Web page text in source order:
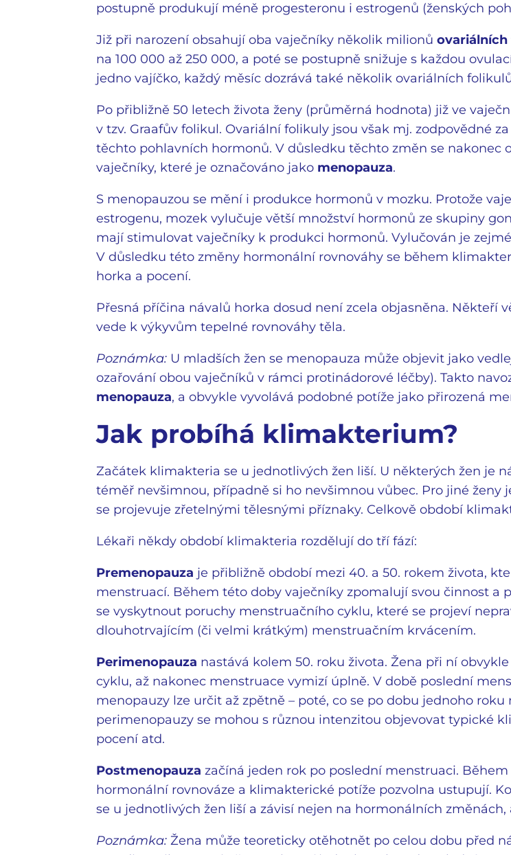
postupně produkují méně progesteronu i estrogenů (ženských
Již při narození obsahují oba vaječníky několik milionů
na 100 000 až 250 000, a poté se postupně snižuje s každou
jedno vajíčko, každý měsíc dozrává také několik ovariálních
Po přibližně 50 letech života ženy (průměrná hodnota) již ve
v tzv. Graafův folikul. Ovariální folikuly jsou však mj. zodpovědné
těchto pohlavních hormonů. V důsledku těchto změn se nakonec
vaječníky, které je označováno jako menopauza.
S menopauzou se mění i produkce hormonů v mozku. Protože
estrogenu, mozek vylučuje větší množství hormonů ze skupiny
mají stimulovat vaječníky k produkci hormonů. Vylučován je
V důsledku této změny hormonální rovnováhy se během
horka a pocení.
Přesná příčina návalů horka dosud není zcela objasněna. Někteří
vede k výkyvům tepelné rovnováhy těla.
Poznámka: U mladších žen se menopauza může objevit jako
ozařování obou vaječníků v rámci protinádorové léčby). Takto
menopauza, a obvykle vyvolává podobné potíže jako přirozená
Jak probíhá klimakterium?
Začátek klimakteria se u jednotlivých žen liší. U některých žen je
téměř nevšimnou, případně si ho nevšimnou vůbec. Pro jiné
se projevuje zřetelnými tělesnými příznaky. Celkově období
Lékaři někdy období klimakteria rozdělují do tří fází:
Premenopauza je přibližně období mezi 40. a 50. rokem života,
menstruací. Během této doby vaječníky zpomalují svou činnost a
se vyskytnout poruchy menstruačního cyklu, které se projeví
dlouhotrvajícím (či velmi krátkým) menstruačním krvácením.
Perimenopauza nastává kolem 50. roku života. Žena při ní
cyklu, až nakonec menstruace vymizí úplně. V době poslední
menopauzy lze určit až zpětně – poté, co se po dobu jednoho
perimenopauzy se mohou s různou intenzitou objevovat typické
pocení atd.
Postmenopauza začíná jeden rok po poslední menstruaci.
hormonální rovnováze a klimakterické potíže pozvolna ustupují.
se u jednotlivých žen liší a závisí nejen na hormonálních
Poznámka: Žena může teoreticky otěhotnět po celou dobu před